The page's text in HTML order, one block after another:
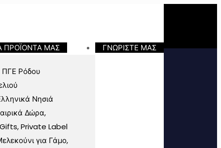
ΠΡΟΪΟΝΤΑ ΜΑΣ
ΠΓΕ Ρόδου
Νησιά
Δώρα,
Private Label
για Γάμο,
ΓΝΩΡΙΣΤΕ ΜΑΣ